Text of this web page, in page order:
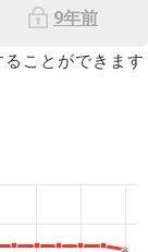
9年前
ことができます